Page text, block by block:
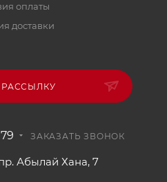
оплаты
доставки
ЗАКАЗАТЬ ЗВОНОК
Абылай Хана, 7